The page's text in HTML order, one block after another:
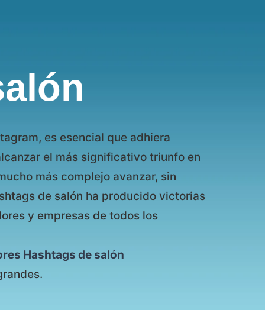
es esencial que adhiera
el más significativo triunfo en
más complejo avanzar, sin
de salón ha producido victorias
y empresas de todos los
Hashtags de salón